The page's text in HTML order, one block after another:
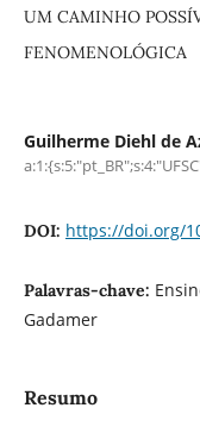
UM CAMINHO
FENOMENOLÓGICA
Guilherme Diehl de
DOI: https://doi.org/
Palavras-chave:
Gadamer
Resumo